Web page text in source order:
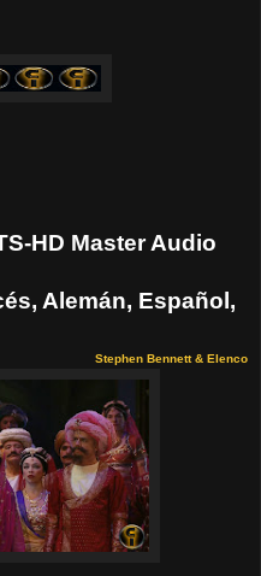
HD Master Audio
Alemán, Español,
Stephen Bennett & Elenco